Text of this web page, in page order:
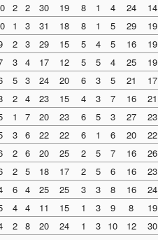
2 2 30 19 8 1 4 24
14
1 3 31 18 8 1 5 29
19
2 3 29 15 5 4 5 16
19
3 4 17 12 5 5 4 25
19
5 3 24 20 6 3 5 21
17
2 4 23 15 4 3 7 16
21
1 7 20 23 6 5 3 27
23
3 6 22 22 6 1 6 20
22
2 6 20 25 2 5 7 16
26
2 5 18 17 2 5 6 16
23
6 4 25 25 3 3 8 16
24
4 4 11 15 1 3 9 8
19
2 8 20 24 1 3 10 12
30